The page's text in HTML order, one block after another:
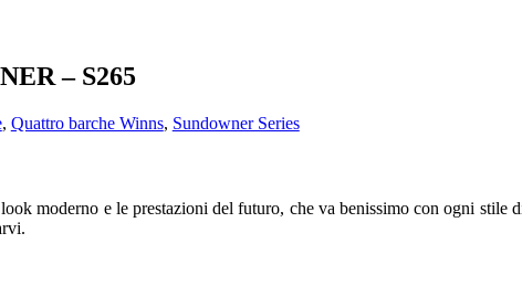
– S265
, Quattro barche Winns, Sundowner Series
moderno e le prestazioni del futuro, che va benissimo con ogni stile